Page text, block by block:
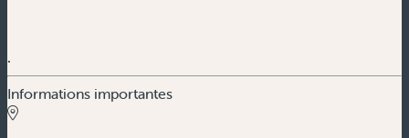
.
Informations importantes